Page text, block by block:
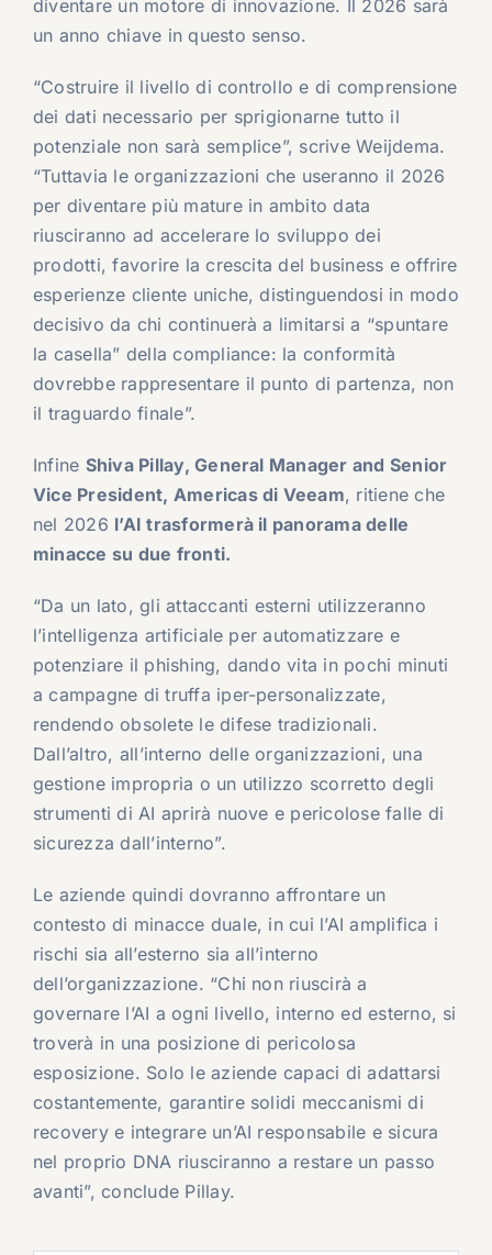
diventare un motore di innovazione. Il 2026 sarà
un anno chiave in questo senso.
“Costruire il livello di controllo e di comprensione
dei dati necessario per sprigionarne tutto il
potenziale non sarà semplice”, scrive Weijdema.
“Tuttavia le organizzazioni che useranno il 2026
per diventare più mature in ambito data
riusciranno ad accelerare lo sviluppo dei
prodotti, favorire la crescita del business e offrire
esperienze cliente uniche, distinguendosi in modo
decisivo da chi continuerà a limitarsi a “spuntare
la casella” della compliance: la conformità
dovrebbe rappresentare il punto di partenza, non
il traguardo finale”.
Infine Shiva Pillay, General Manager and Senior
Vice President, Americas di Veeam, ritiene che
nel 2026 l’AI trasformerà il panorama delle
minacce su due fronti.
“Da un lato, gli attaccanti esterni utilizzeranno
l’intelligenza artificiale per automatizzare e
potenziare il phishing, dando vita in pochi minuti
a campagne di truffa iper-personalizzate,
rendendo obsolete le difese tradizionali.
Dall’altro, all’interno delle organizzazioni, una
gestione impropria o un utilizzo scorretto degli
strumenti di AI aprirà nuove e pericolose falle di
sicurezza dall’interno”.
Le aziende quindi dovranno affrontare un
contesto di minacce duale, in cui l’AI amplifica i
rischi sia all’esterno sia all’interno
dell’organizzazione. “Chi non riuscirà a
governare l’AI a ogni livello, interno ed esterno, si
troverà in una posizione di pericolosa
esposizione. Solo le aziende capaci di adattarsi
costantemente, garantire solidi meccanismi di
recovery e integrare un’AI responsabile e sicura
nel proprio DNA riusciranno a restare un passo
avanti”, conclude Pillay.